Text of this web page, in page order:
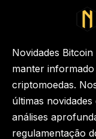
Novidades
manter
criptomoedas.
últimas
análises
regulamentação